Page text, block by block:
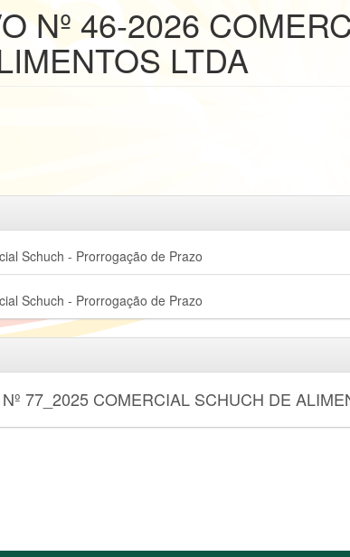
Nº 46-2026
LTDA
Schuch - Prorrogação de Prazo
Schuch - Prorrogação de Prazo
77_2025 COMERCIAL SCHUCH DE